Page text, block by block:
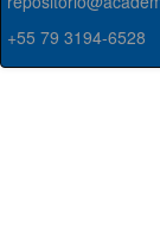
+55 79 3194-6528